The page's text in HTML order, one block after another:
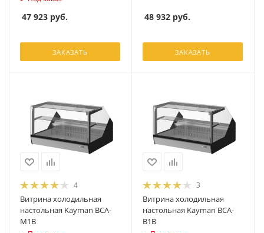
47 923 руб.
ЗАКАЗАТЬ
48 932 руб.
ЗАКАЗАТЬ
4
Витрина холодильная
настольная Kayman ВСА-
М1В
3
Витрина холодильная
настольная Kayman ВСА-
В1В